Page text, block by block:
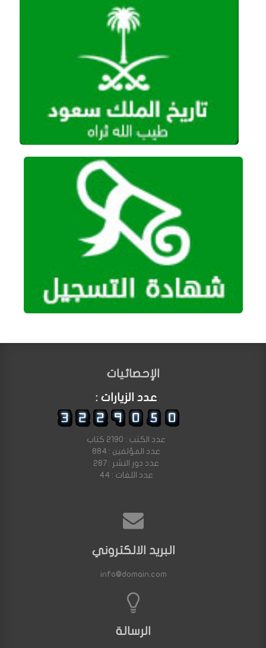
الإحصائيات
عدد الزيارات :
عدد الكتب : 2190 كتاب
عدد المؤلفين : 884
عدد دور النشر : 287
عدد اللغات : 44
البريد الالكتروني
info@domain.com
الرسالة